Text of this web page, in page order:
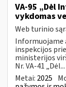
VA-95 „Dėl
vykdomas
Web turinio
Informuojame
inspekcijos
ministerijos
Nr. VA-41 „Dėl...
Metai: 2025